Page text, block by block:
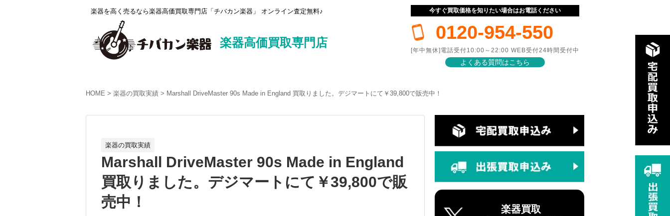
楽器を高く売るなら楽器高価買取専門店「チバカン楽器」 オンライン査定無料♪
楽器高価買取専門店
今すぐ買取価格を知りたい場合はお電話ください
0120-954-550
[年中無休]電話受付10:00～22:00 WEB受付24時間受付中
よくある質問はこちら
HOME 楽器の買取実績 Marshall DriveMaster 90s Made in England 買取りました。デジマートにて￥39,800で販売中！
楽器の買取実績
Marshall DriveMaster 90s Made in England
買取りました。デジマートにて￥39,800で販
売中！
楽器買取